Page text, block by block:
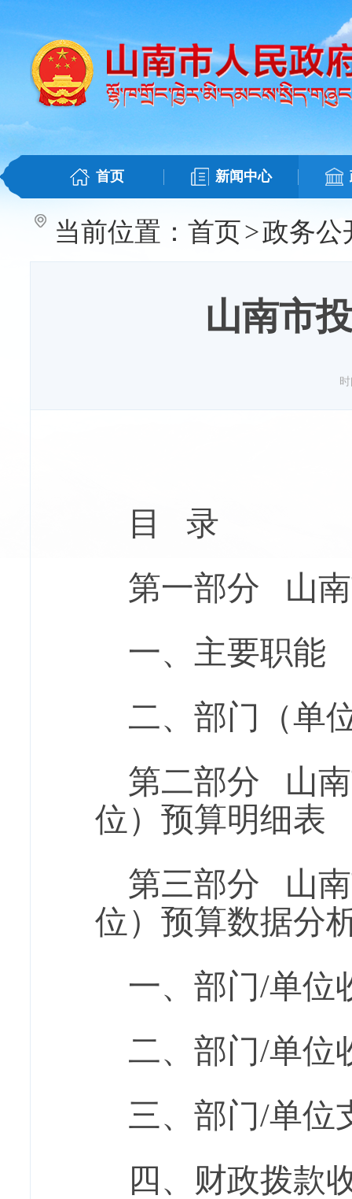
首页 新闻中心
当前位置： 首页>政务公
山南市
目 录
第一部分 山
一、主要职能
二、部门（单
第二部分 山
位）预算明细表
第三部分 山
位）预算数据分
一、部门/单位
二、部门/单位
三、部门/单位
四、财政拨款